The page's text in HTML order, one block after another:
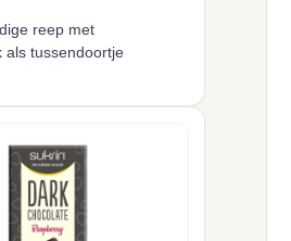
reep met
als tussendoortje